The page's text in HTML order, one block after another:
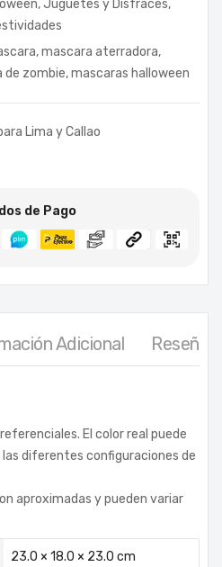
,Juguetes y Disfraces,
,mascara aterradora,
de zombie,mascaras halloween
Lima y Callao
de Pago
Adicional Reseñas
El color real puede
diferentes configuraciones de
aproximadas y pueden variar
23.0 × 18.0 × 23.0 cm